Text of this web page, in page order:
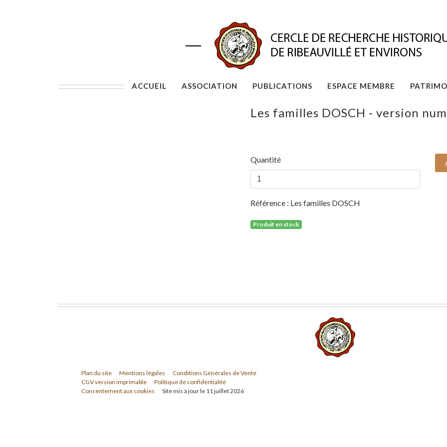
ACCUEIL ASSOCIATION PUBLICATIONS ESPACE MEMBRE
Les familles DOSCH - version
Quantité
Référence : Les familles DOSCH
Produit en stock
Plan du site Mentions légales
Conditions Générales de Vente
CGV version imprimable
Politique de confidentialité
Consentement aux cookies
Site mis à jour le 11 juillet 2026